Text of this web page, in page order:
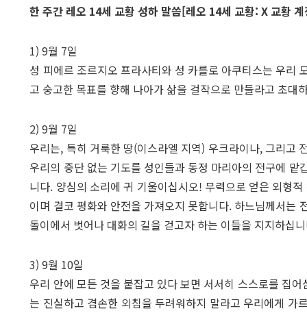
한 주간 레오 14세 교황 성하 말씀[레오 14세 교황: X 교
1) 9월 7일
성 피에르 조르지오 프라사티와 성 카를로 아쿠티스는 우리
고 숭고한 목표를 향해 나아가 삶을 걸작으로 만들라고 초대
2) 9월 7일
우리는, 특히 거룩한 땅(이스라엘 지역) 우크라이나, 그리고
우리의 중단 없는 기도를 성인들과 동정 마리아의 전구에 맡
니다. 양심의 소리에 귀 기울이십시오! 무력으로 얻은 외형
이며 결코 평화와 안전을 가져오지 못합니다. 하느님께서는
돌이에서 벗어나 대화의 길을 걷고자 하는 이들을 지지하십
3) 9월 10일
우리 안에 모든 것을 붙잡고 있다 보면 서서히 스스로를 집
는 진실하고 겸손한 외침을 두려워하지 말라고 우리에게 가